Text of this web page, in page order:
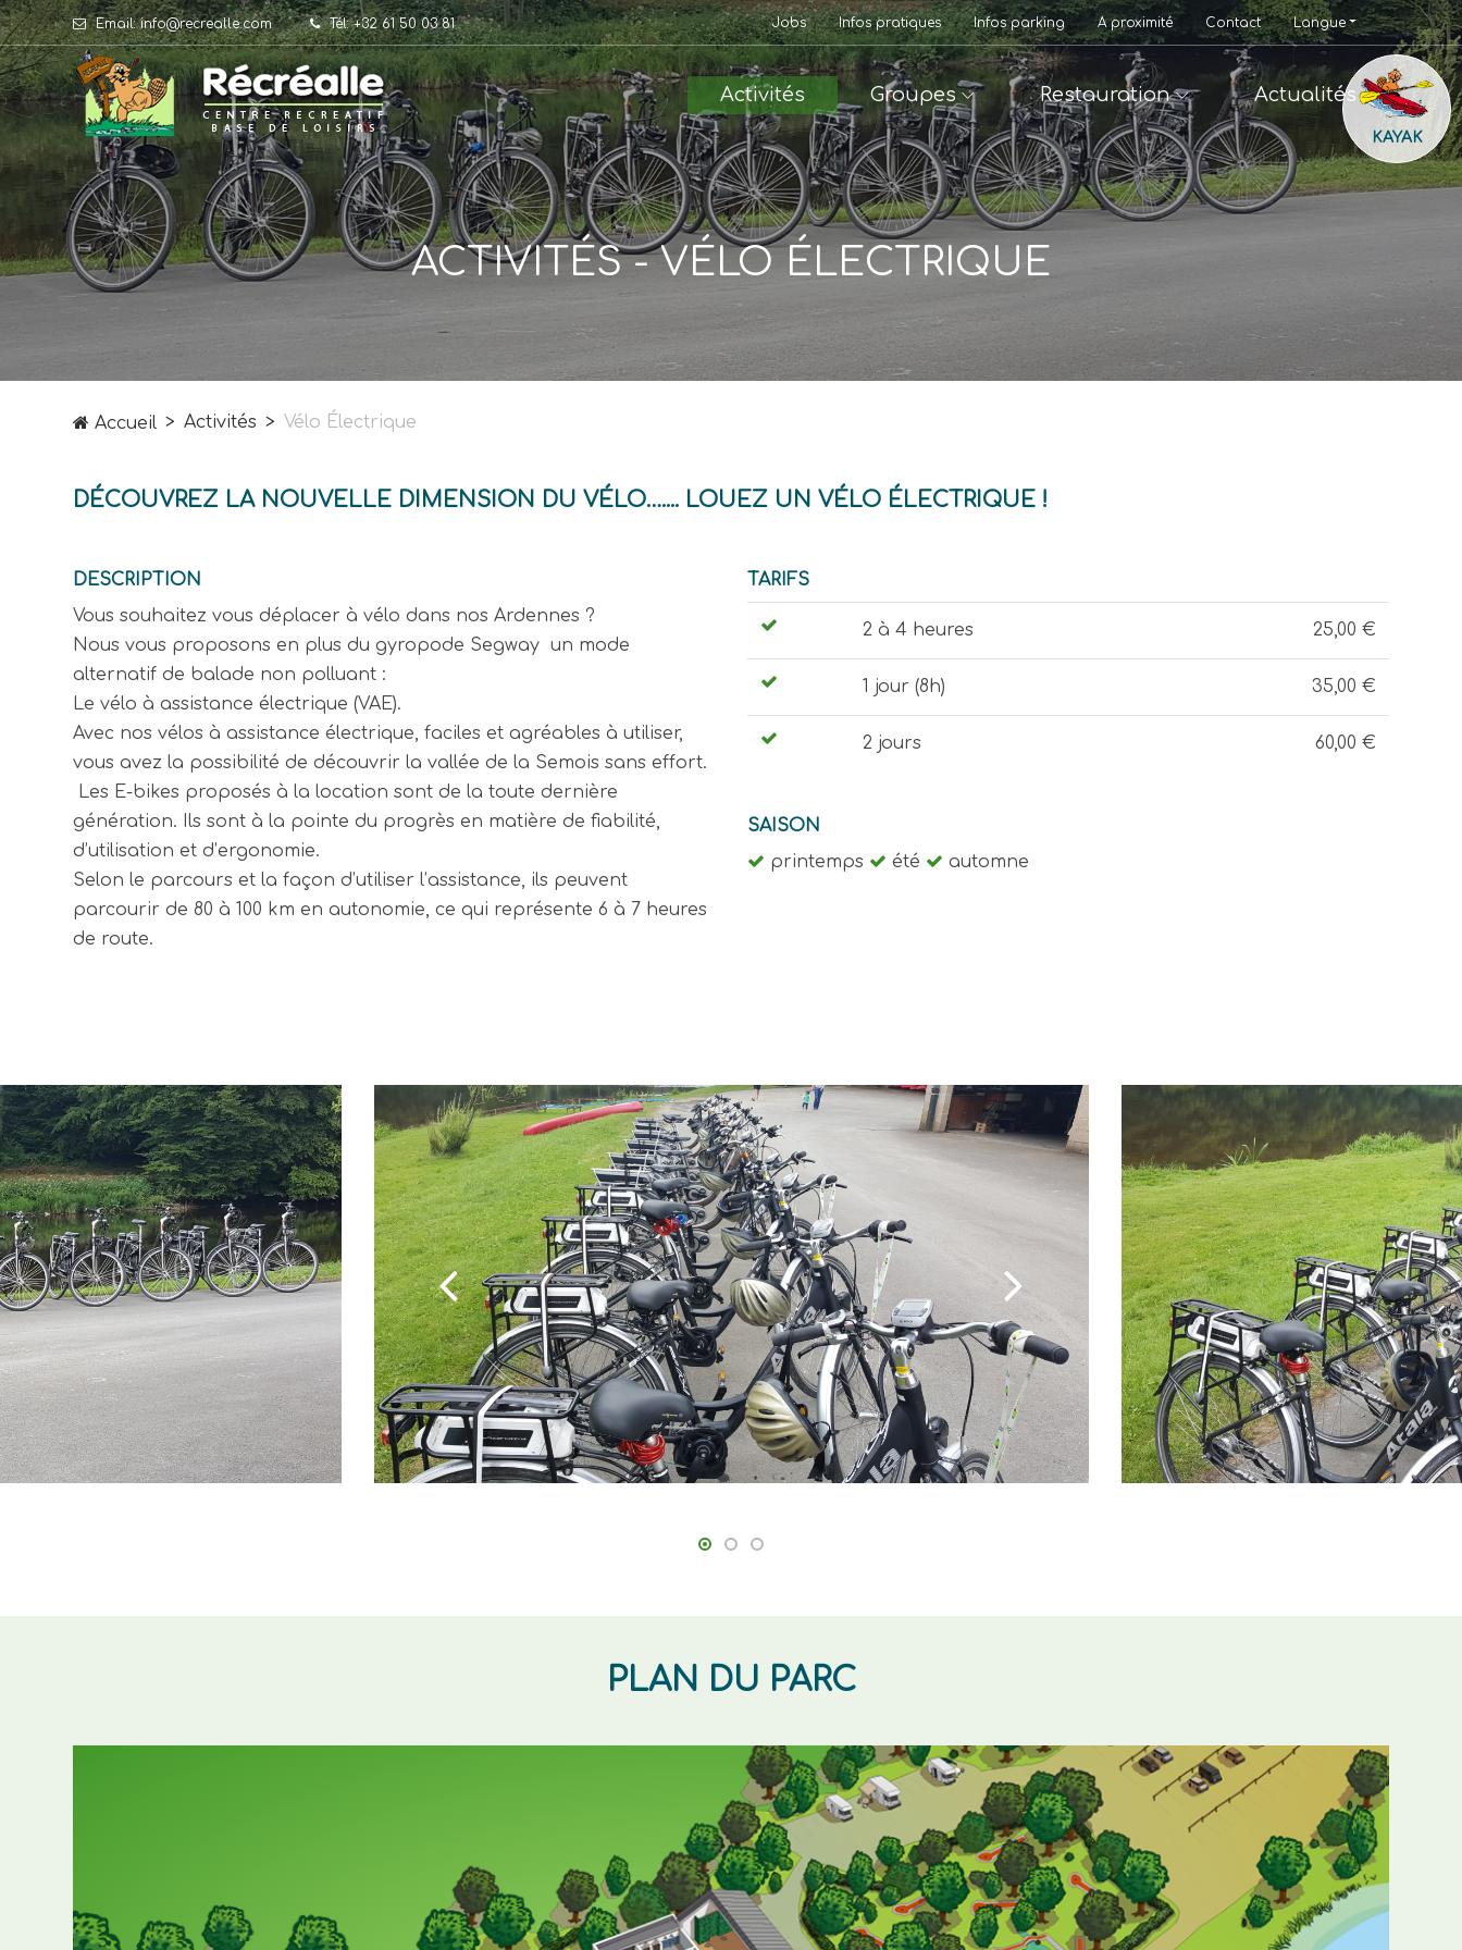
KAYAK
Email: info@recrealle.com Tél: +32 61 50 03 81 Jobs Infos pratiques Infos parking A proximité Contact Langue
Activités Groupes Restauration Actualités
ACTIVITÉS - VÉLO ÉLECTRIQUE
Accueil Activités Vélo Électrique
DÉCOUVREZ LA NOUVELLE DIMENSION DU VÉLO….... LOUEZ UN VÉLO ÉLECTRIQUE !
DESCRIPTION
Vous souhaitez vous déplacer à vélo dans nos Ardennes ?
Nous vous proposons en plus du gyropode Segway un mode
alternatif de balade non polluant :
Le vélo à assistance électrique (VAE).
Avec nos vélos à assistance électrique, faciles et agréables à utiliser,
vous avez la possibilité de découvrir la vallée de la Semois sans effort.
Les E-bikes proposés à la location sont de la toute dernière
génération. Ils sont à la pointe du progrès en matière de fiabilité,
d’utilisation et d’ergonomie.
Selon le parcours et la façon d’utiliser l’assistance, ils peuvent
parcourir de 80 à 100 km en autonomie, ce qui représente 6 à 7 heures
de route.
TARIFS
2 à 4 heures 25,00 €
1 jour (8h) 35,00 €
2 jours 60,00 €
SAISON
printemps
été automne
PLAN DU PARC